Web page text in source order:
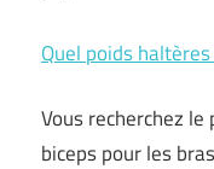
Quel poids
Vous recherchez
biceps pour les